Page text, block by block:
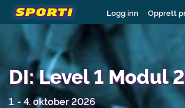
Logg inn Opprett
DI: Level 1 Modul 2
1. - 4. oktober 2026